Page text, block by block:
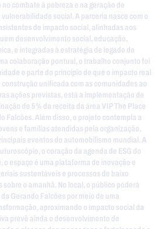
combate à pobreza e na geração de
social. A parceria nasce com o
de impacto social, alinhadas aos
desenvolvimento social, educação,
e integradas à estratégia de legado do
colaboração pontual, o trabalho conjunto foi
e parte do princípio de que o impacto real
unificada com as comunidades ao
ações previstas, está a implementação de
de 5% da receita da área VIP The Place
Falcões. Além disso, o projeto contempla a
e famílias atendidas pela organização,
eventos do automobilismo mundial. A
o coração da agenda de ESG do
o espaço é uma plataforma de inovação e
sustentáveis e processos de baixo
sobre o amanhã. No local, o público poderá
Gerando Falcões por meio de uma
aproximando o impacto social da
prevê ainda o desenvolvimento de